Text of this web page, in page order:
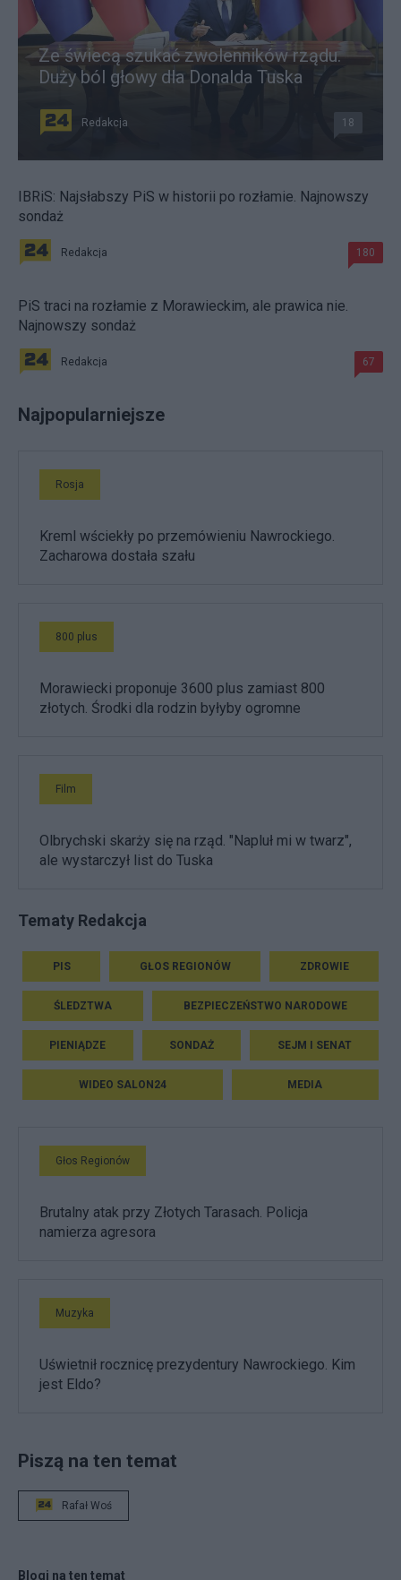
Ze świecą szukać zwolenników rządu.
Duży ból głowy dla Donalda Tuska
Redakcja 18
IBRiS: Najsłabszy PiS w historii po rozłamie. Najnowszy
sondaż
Redakcja 180
PiS traci na rozłamie z Morawieckim, ale prawica nie.
Najnowszy sondaż
Redakcja 67
Najpopularniejsze
Rosja
Kreml wściekły po przemówieniu Nawrockiego.
Zacharowa dostała szału
800 plus
Morawiecki proponuje 3600 plus zamiast 800
złotych. Środki dla rodzin byłyby ogromne
Film
Olbrychski skarży się na rząd. "Napluł mi w twarz",
ale wystarczył list do Tuska
Tematy Redakcja
PIS GŁOS REGIONÓW ZDROWIE
ŚLEDZTWA BEZPIECZEŃSTWO NARODOWE
PIENIĄDZE SONDAŻ SEJM I SENAT
WIDEO SALON24 MEDIA
Głos Regionów
Brutalny atak przy Złotych Tarasach. Policja
namierza agresora
Muzyka
Uświetnił rocznicę prezydentury Nawrockiego. Kim
jest Eldo?
Piszą na ten temat
Rafał Woś
Blogi na ten temat